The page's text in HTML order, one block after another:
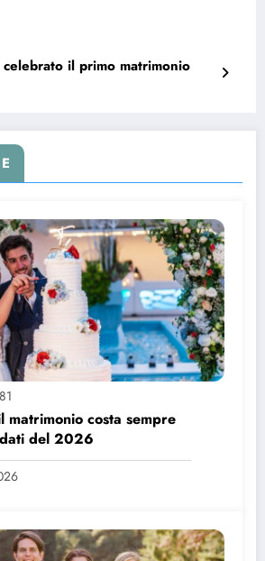
il primo matrimonio
matrimonio costa sempre
del 2026